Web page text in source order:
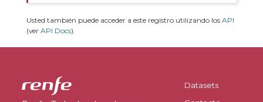
Usted también puede acceder a este registro utilizando los API
(ver API Docs).
Datasets